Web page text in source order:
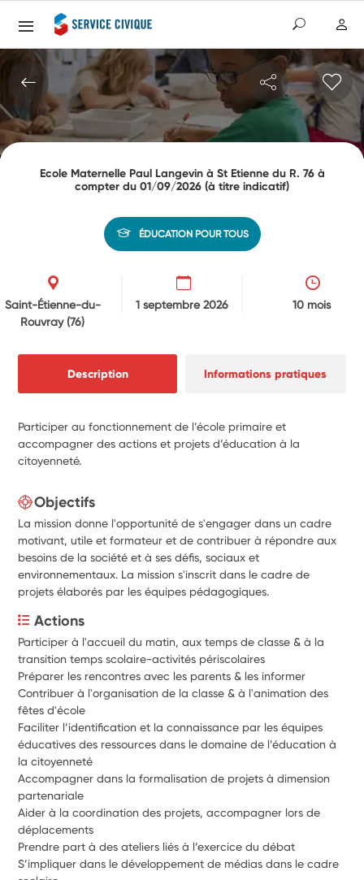
Ecole Maternelle Paul Langevin à St Etienne du R. 76 à
compter du 01/09/2026 (à titre indicatif)
ÉDUCATION POUR TOUS
Saint-Étienne-du-
Rouvray(76)
1 septembre 2026 10 mois
Description Informations pratiques
Participer au fonctionnement de l’école primaire et
accompagner des actions et projets d’éducation à la
citoyenneté.
Objectifs
La mission donne l'opportunité de s'engager dans un cadre
motivant, utile et formateur et de contribuer à répondre aux
besoins de la société et à ses défis, sociaux et
environnementaux. La mission s'inscrit dans le cadre de
projets élaborés par les équipes pédagogiques.
Actions
Participer à l'accueil du matin, aux temps de classe & à la
transition temps scolaire-activités périscolaires
Contribuer à l'organisation de la classe & à l'animation des
fêtes d'école
Faciliter l’identification et la connaissance par les équipes
éducatives des ressources dans le domaine de l’éducation à
la citoyenneté
Accompagner dans la formalisation de projets à dimension
partenariale
Aider à la coordination des projets, accompagner lors de
déplacements
Prendre part à des ateliers liés à l’exercice du débat
S’impliquer dans le développement de médias dans le cadre